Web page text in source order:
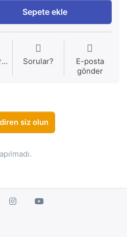
Sepete ekle
Karşılaştırma Sorular?
E-posta
gönder
siz olun